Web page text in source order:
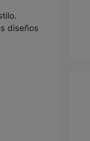
diseños